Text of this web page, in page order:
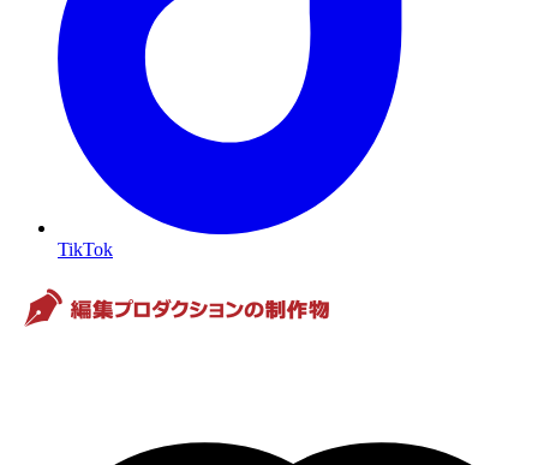
TikTok